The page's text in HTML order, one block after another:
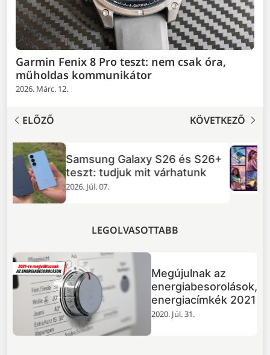
Garmin Fenix 8 Pro teszt: nem csak óra,
műholdas kommunikátor
2026. Márc. 12.
ELŐZŐ KÖVETKEZŐ
TOP 5 dolog, amit tudnod
érdemes a GTA VI-ról
2026. Júl. 02.
LEGOLVASOTTABB
Megújulnak az
energiabesorolások,
energiacímkék 2021
2020. Júl. 31.